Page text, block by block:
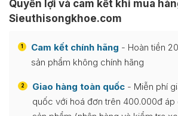
Quyền lợi và cam kết khi mua
Sieuthisongkhoe.com
1 Cam kết chính hãng - Hoàn tiền
sản phẩm không chính hãng
2 Giao hàng toàn quốc - Miễn phí
quốc với hoá đơn trên 400.000đ